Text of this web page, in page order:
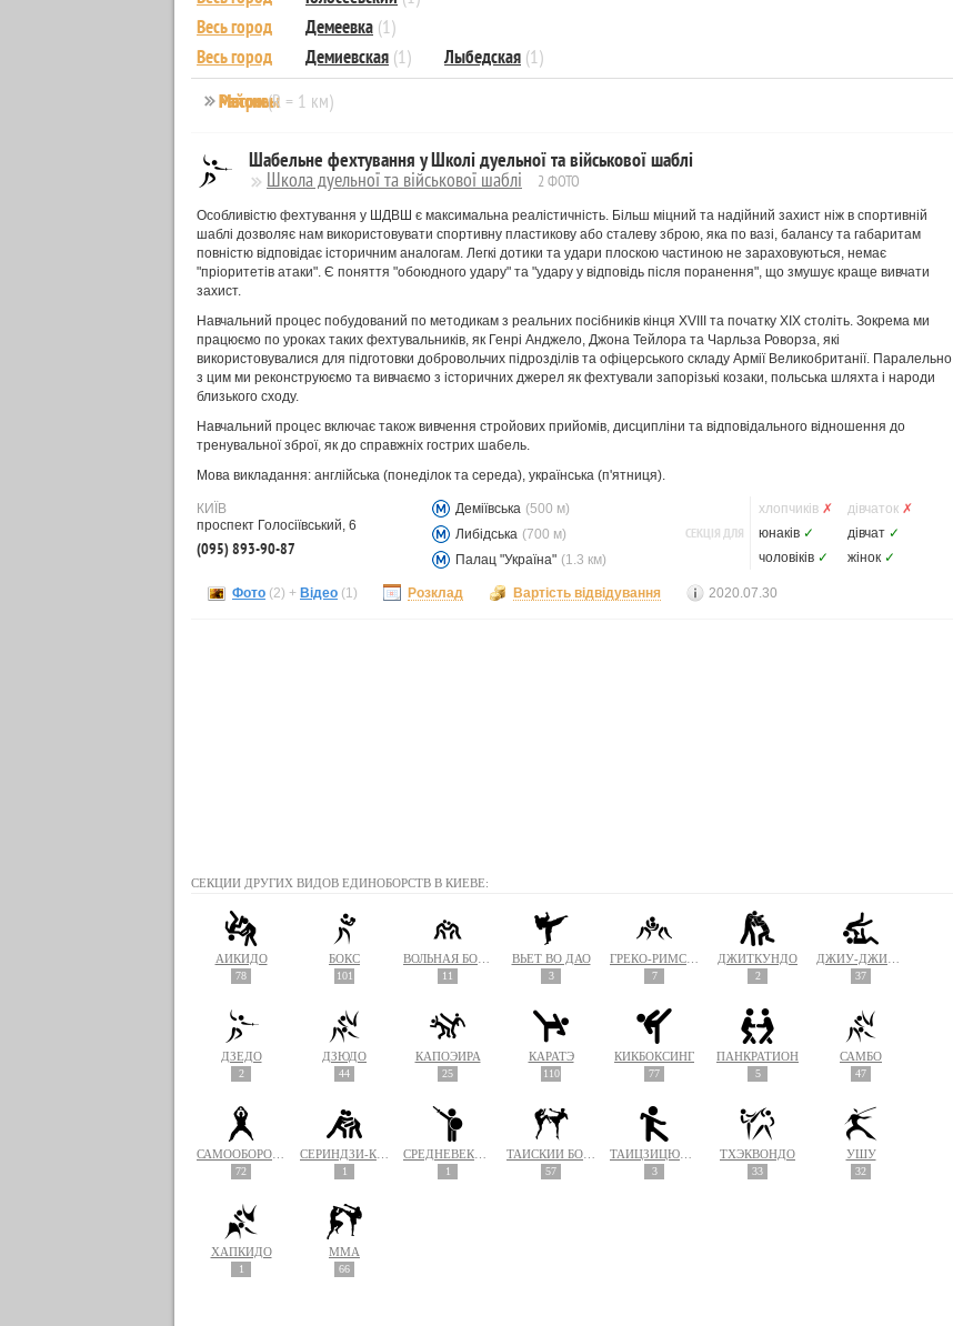
Районы
Массивы
Весь город Демеевка (1)
Метро(R = 1 км)
Весь город Демиевская (1) Лыбедская (1)
Шабельне фехтування у Школі дуельної та військової шаблі
Школа дуельної та військової шаблі 2 ФОТО
Особливістю фехтування у ШДВШ є максимальна реалістичність. Більш міцний та надійний захист ніж в спортивній
шаблі дозволяє нам використовувати спортивну пластикову або сталеву зброю, яка по вазі, балансу та габаритам
повністю відповідає історичним аналогам. Легкі дотики та удари плоскою частиною не зараховуються, немає
"пріоритетів атаки". Є поняття "обоюдного удару" та "удару у відповідь після поранення", що змушує краще вивчати
захист.
Навчальний процес побудований по методикам з реальних посібників кінця XVIII та початку XIX століть. Зокрема ми
працюємо по уроках таких фехтувальників, як Генрі Анджело, Джона Тейлора та Чарльза Роворза, які
використовувалися для підготовки добровольчих підрозділів та офіцерського складу Армії Великобританії. Паралельно
з цим ми реконструюємо та вивчаємо з історичних джерел як фехтували запорізькі козаки, польська шляхта і народи
близького сходу.
Навчальний процес включає також вивчення стройових прийомів, дисципліни та відповідального відношення до
тренувальної зброї, як до справжніх гострих шабель.
Мова викладання: англійська (понеділок та середа), українська (п'ятниця).
КИЇВ
проспект Голосіївський, 6
(095) 893-90-87
Деміївська (500 м)
Либідська (700 м)
Палац "Україна" (1.3 км)
СЕКЦІЯ ДЛЯ
хлопчиків ✗ дівчаток ✗
юнаків ✓ дівчат ✓
чоловіків ✓ жінок ✓
Фото (2) + Відео (1) Розклад Вартість відвідування 2020.07.30
СЕКЦИИ ДРУГИХ ВИДОВ ЕДИНОБОРСТВ В КИЕВЕ:
АЙКИДО
78
БОКС
101 11
ВЬЕТ ВО ДАО
3 7
ДЖИТКУНДО
2 37
ДЗЁДО
2
ДЗЮДО
44
КАПОЭЙРА
25
КАРАТЭ
110
КИКБОКСИНГ
77
ПАНКРАТИОН
5
САМБО
47
72 1 1 57 3
ТХЭКВОНДО
33
УШУ
32
ХАПКИДО
1
MMA
66